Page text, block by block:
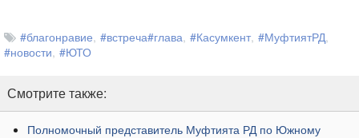
#благонравие​ #встреча#глава #Касумкент #МуфтиятРД
#новости #ЮТО
Смотрите также:
​Полномочный представитель Муфтията РД по Южному